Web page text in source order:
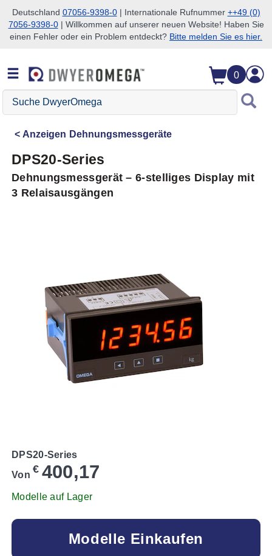
Zum Suchen überspringen
Zum Hauptinhalt überspringen
Zur Navigation überspringen
Deutschland 07056-9398-0| Internationale Rufnummer ++49 (0)
7056-9398-0| Willkommen auf unserer neuen Website! Haben Sie
einen Fehler oder ein Problem entdeckt? Bitte melden Sie es hier.
0
Suche
DwyerOmega
Anzeigen Dehnungsmessgeräte
DPS20-Series
Dehnungsmessgerät – 6-stelliges Display mit
3 Relaisausgängen
DPS20-Series
Von € 400,17
Modelle auf Lager
Modelle Einkaufen